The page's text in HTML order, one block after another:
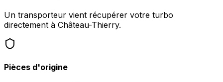
Un transporteur vient récupérer votre turbo
directement à Château-Thierry.
Pièces d'origine